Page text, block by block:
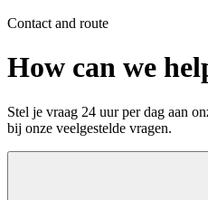
Contact and route
How can we
Stel je vraag 24 uur per dag aan
bij onze veelgestelde vragen.